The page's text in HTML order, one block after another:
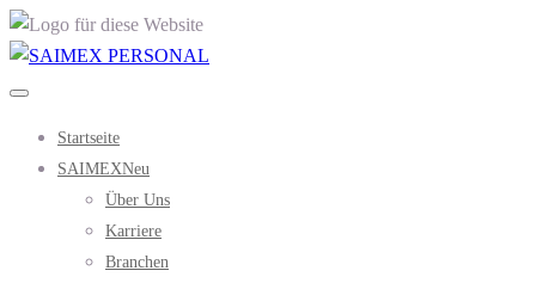
Startseite
SAIMEXNeu
Über Uns
Karriere
Branchen